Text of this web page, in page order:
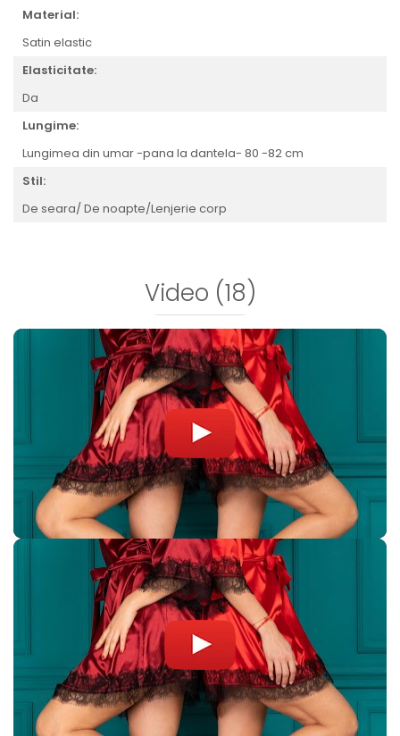
Material:
Satin elastic
Elasticitate:
Da
Lungime:
Lungimea din umar -pana la dantela- 80 -82 cm
Stil:
De seara/ De noapte/Lenjerie corp
Video (18)